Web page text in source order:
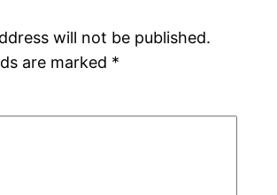
will not be published.
are marked *